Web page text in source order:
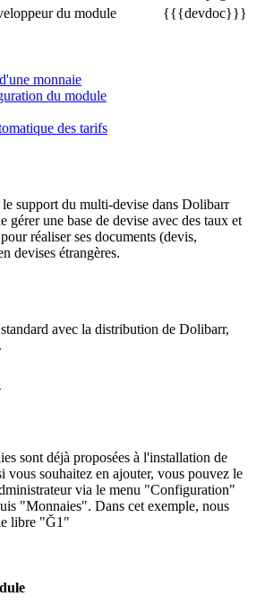
du module
{{{devdoc}}}
monnaie
du module
des tarifs
support du multi-devise dans Dolibarr
gérer une base de devise avec des taux et
réaliser ses documents (devis,
devises étrangères.
avec la distribution de Dolibarr,
sont déjà proposées à l'installation de
vous souhaitez en ajouter, vous pouvez le
via le menu "Configuration"
"Monnaies". Dans cet exemple, nous
libre "Ğ1"